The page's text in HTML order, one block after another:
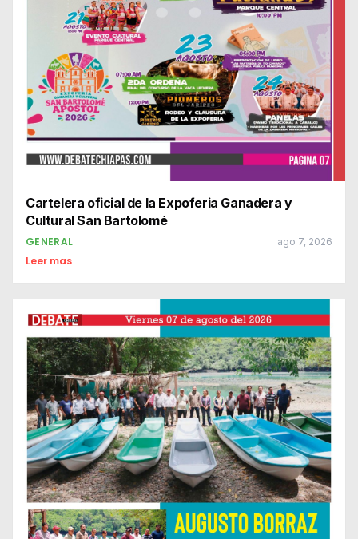
Cartelera oficial de la Expoferia Ganadera y
Cultural San Bartolomé
GENERAL ago 7, 2026
Leer mas